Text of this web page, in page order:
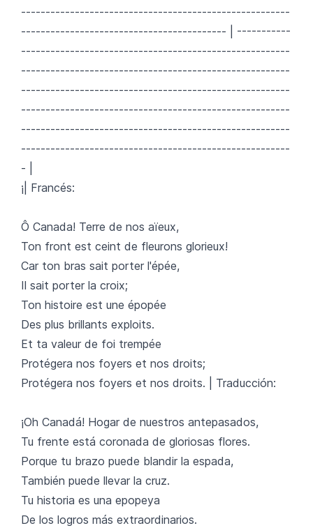
-------------------------------------------------------
------------------------------------------ | -----------
-------------------------------------------------------
-------------------------------------------------------
-------------------------------------------------------
-------------------------------------------------------
-------------------------------------------------------
-------------------------------------------------------
- |
¡| Francés:
Ô Canada! Terre de nos aïeux,
Ton front est ceint de fleurons glorieux!
Car ton bras sait porter l'épée,
Il sait porter la croix;
Ton histoire est une épopée
Des plus brillants exploits.
Et ta valeur de foi trempée
Protégera nos foyers et nos droits;
Protégera nos foyers et nos droits. | Traducción:
¡Oh Canadá! Hogar de nuestros antepasados,
Tu frente está coronada de gloriosas flores.
Porque tu brazo puede blandir la espada,
También puede llevar la cruz.
Tu historia es una epopeya
De los logros más extraordinarios.